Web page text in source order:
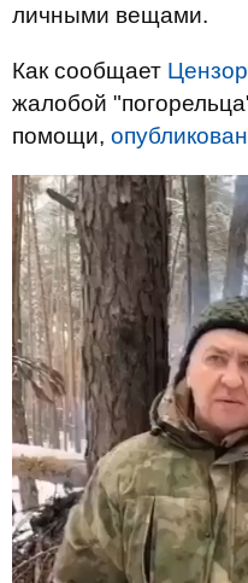
личными вещами.
Как сообщает
жалобой
помощи,